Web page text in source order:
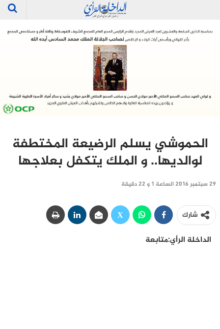
الحموشي يسلم الرضيعة المختطفة
لوالديها.. و الملك يتكفل بعلاجها
29 سبتمبر 2016 الساعة 1 و 22 دقيقة
شارك
الداخلة الرأي:متابعة